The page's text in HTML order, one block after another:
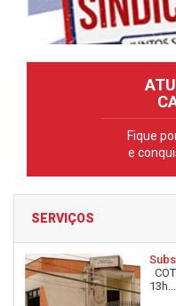
Fique
e
SERVIÇOS
13h...